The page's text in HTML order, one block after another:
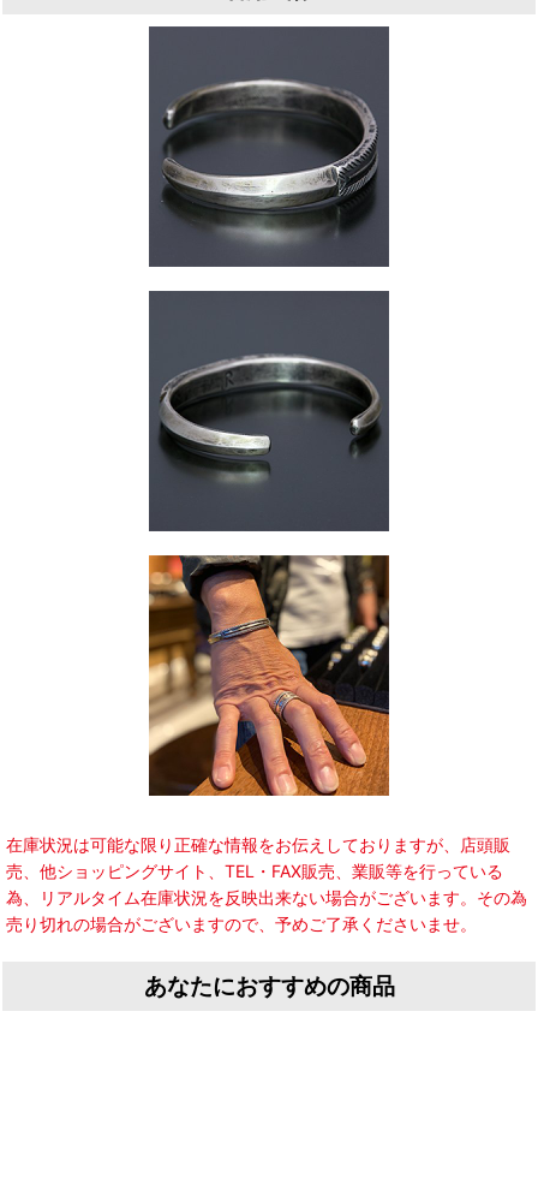
在庫状況は可能な限り正確な情報をお伝えしておりますが、店頭販
売、他ショッピングサイト、TEL・FAX販売、業販等を行っている
為、リアルタイム在庫状況を反映出来ない場合がございます。その為
売り切れの場合がございますので、予めご了承くださいませ。
あなたにおすすめの商品